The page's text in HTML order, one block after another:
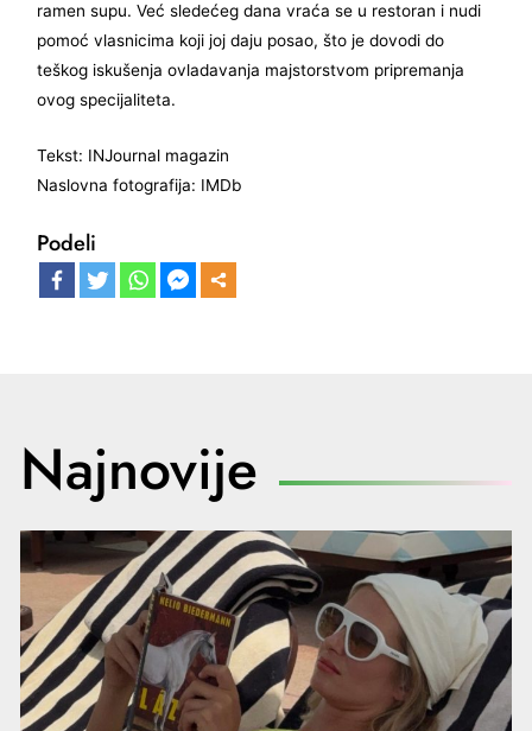
ramen supu. Već sledećeg dana vraća se u restoran i nudi
pomoć vlasnicima koji joj daju posao, što je dovodi do
teškog iskušenja ovladavanja majstorstvom pripremanja
ovog specijaliteta.
Tekst: INJournal magazin
Naslovna fotografija: IMDb
Podeli
Najnovije